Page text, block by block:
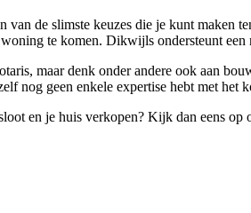
de slimste keuzes die je kunt maken
te komen. Dikwijls ondersteunt
maar denk onder andere ook aan
nog geen enkele expertise hebt met het
en je huis verkopen? Kijk dan eens op